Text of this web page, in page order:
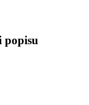
popisu